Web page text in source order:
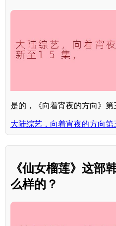
是的，《向着宵夜的方向》第
大陆综艺，向着宵夜的方向第
《仙女榴莲》这部
么样的？